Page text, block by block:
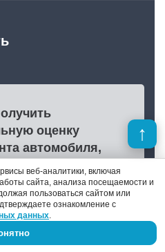
оценку
автомобиля,
или просто
+7 (910)
55
заявки
веб-аналитики, включая
сайта, анализа посещаемости и
пользоваться сайтом или
ознакомление с
данных.